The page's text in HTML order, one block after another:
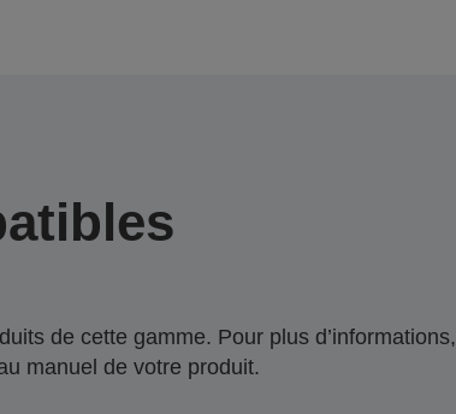
de cette gamme. Pour plus d’informations,
manuel de votre produit.